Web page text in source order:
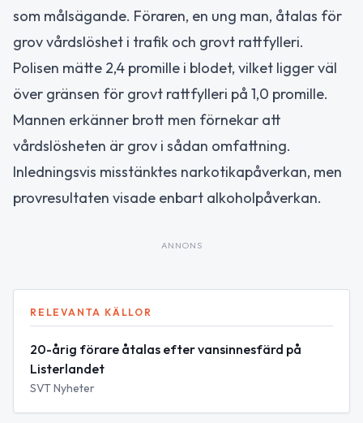
som målsägande. Föraren, en ung man, åtalas för
grov vårdslöshet i trafik och grovt rattfylleri.
Polisen mätte 2,4 promille i blodet, vilket ligger väl
över gränsen för grovt rattfylleri på 1,0 promille.
Mannen erkänner brott men förnekar att
vårdslösheten är grov i sådan omfattning.
Inledningsvis misstänktes narkotikapåverkan, men
provresultaten visade enbart alkoholpåverkan.
ANNONS
RELEVANTA KÄLLOR
20-årig förare åtalas efter vansinnesfärd på
Listerlandet
SVT Nyheter